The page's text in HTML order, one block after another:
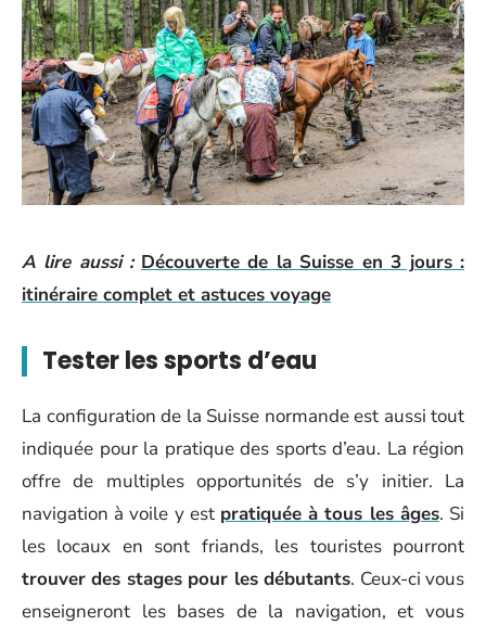
A lire aussi : Découverte de la Suisse en 3 jours :
itinéraire complet et astuces voyage
Tester les sports d’eau
La configuration de la Suisse normande est aussi tout
indiquée pour la pratique des sports d’eau. La région
offre de multiples opportunités de s’y initier. La
navigation à voile y est pratiquée à tous les âges. Si
les locaux en sont friands, les touristes pourront
trouver des stages pour les débutants. Ceux-ci vous
enseigneront les bases de la navigation, et vous